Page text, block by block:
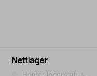
Nettlager